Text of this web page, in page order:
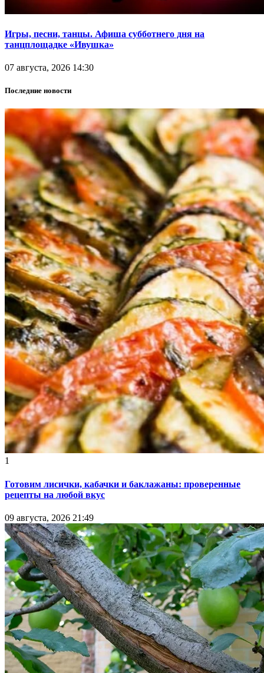
Игры, песни, танцы. Афиша субботнего дня на
танцплощадке «Ивушка»
07 августа, 2026 14:30
Последние новости
1
Готовим лисички, кабачки и баклажаны: проверенные
рецепты на любой вкус
09 августа, 2026 21:49